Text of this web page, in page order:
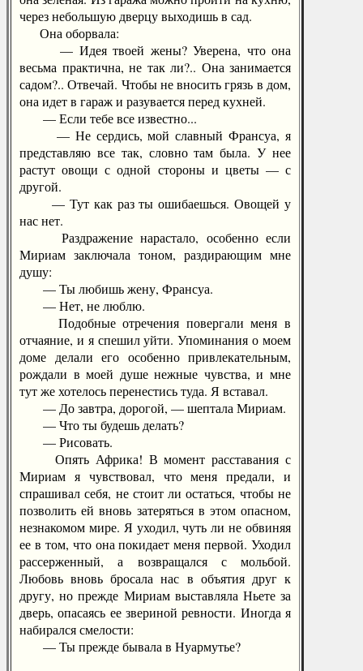
через небольшую дверцу выходишь в сад.
Она оборвала:
— Идея твоей жены? Уверена, что она
весьма практична, не так ли?.. Она занимается
садом?.. Отвечай. Чтобы не вносить грязь в дом,
она идет в гараж и разувается перед кухней.
— Если тебе все известно...
— Не сердись, мой славный Франсуа, я
представляю все так, словно там была. У нее
растут овощи с одной стороны и цветы — с
другой.
— Тут как раз ты ошибаешься. Овощей у
нас нет.
Раздражение нарастало, особенно если
Мириам заключала тоном, раздирающим мне
душу:
— Ты любишь жену, Франсуа.
— Нет, не люблю.
Подобные отречения повергали меня в
отчаяние, и я спешил уйти. Упоминания о моем
доме делали его особенно привлекательным,
рождали в моей душе нежные чувства, и мне
тут же хотелось перенестись туда. Я вставал.
— До завтра, дорогой, — шептала Мириам.
— Что ты будешь делать?
— Рисовать.
Опять Африка! В момент расставания с
Мириам я чувствовал, что меня предали, и
спрашивал себя, не стоит ли остаться, чтобы не
позволить ей вновь затеряться в этом опасном,
незнакомом мире. Я уходил, чуть ли не обвиняя
ее в том, что она покидает меня первой. Уходил
рассерженный, а возвращался с мольбой.
Любовь вновь бросала нас в объятия друг к
другу, но прежде Мириам выставляла Ньете за
дверь, опасаясь ее звериной ревности. Иногда я
набирался смелости:
— Ты прежде бывала в Нуармутье?